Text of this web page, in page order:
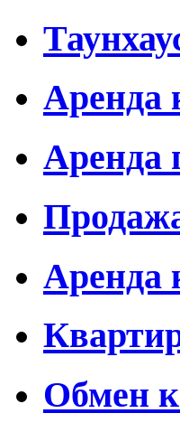
Аренда
Аренда
Аренда
Обмен